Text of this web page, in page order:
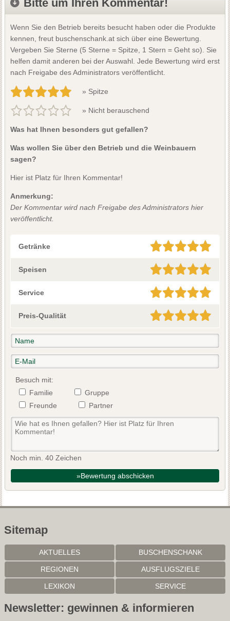
Bitte um Ihren Kommentar!
Wenn Sie den Betrieb bereits besucht haben oder die Produkte
kennen, freut buschenschank.at sich über eine Bewertung.
Vergeben Sie Sterne (5 Sterne = Spitze, 1 Stern = Geht so). Sie
helfen damit anderen bei der Auswahl. Jede Bewertung wird erst
nach Freigabe des Administrators veröffentlicht.
» Spitze
» Nicht berauschend
Was hat Ihnen besonders gut gefallen?
Was wollen Sie über den Betrieb und die Weinbauern
sagen?
Hier ist Platz für Ihren Kommentar!
Anmerkung:
Der Kommentar wird nach Freigabe des Administrators hier
veröffentlicht.
Getränke
Speisen
Service
Preis-Qualität
Besuch mit:
Familie
Gruppe
Freunde
Partner
Noch min. 40 Zeichen
»Bewertung abschicken
Sitemap
AKTUELLES BUSCHENSCHANK
REGIONEN AUSFLUGSZIELE
LEXIKON SERVICE
Newsletter: gewinnen & informieren